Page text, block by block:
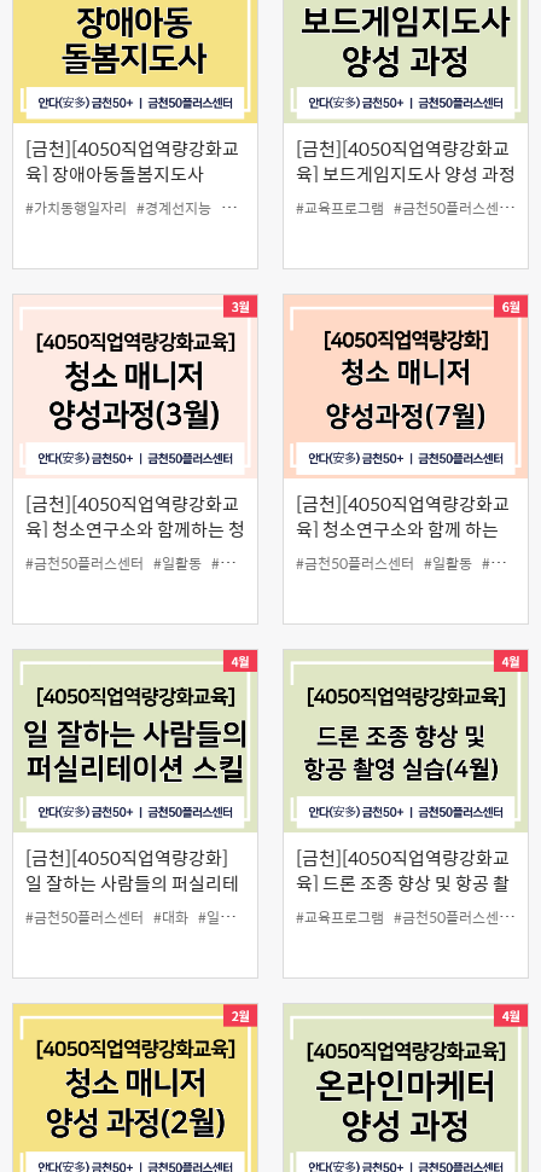
[금천][4050직업역량강화교
육] 장애아동돌봄지도사
#가치동행일자리 #경계선지능 #금천50플러스센터 #일활동 #장애 #학생맞춤형
[금천][4050직업역량강화교
육] 보드게임지도사 양성 과정
#교육프로그램 #금천50플러스센터
[금천][4050직업역량강화교
육] 청소연구소와 함께하는 청
소매니저 양성과정(3월)
#금천50플러스센터 #일활동 #청소매니저 #청소연구소
[금천][4050직업역량강화교
육] 청소연구소와 함께 하는
청소매니저 양성과정(6월)
#금천50플러스센터 #일활동 #청소매니저
[금천][4050직업역량강화]
일 잘하는 사람들의 퍼실리테
이션 스킬(협업퍼실리테이터
2급 자격증 과정)
#금천50플러스센터 #대화 #일활동 #퍼실리테이터 #행복한디너 #협업
[금천][4050직업역량강화교
육] 드론 조종 향상 및 항공 촬
영 실습(4월)
#교육프로그램 #금천50플러스센터